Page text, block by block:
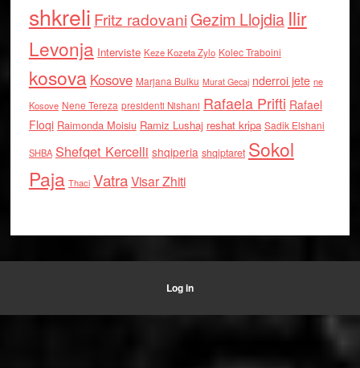
shkreli Fritz radovaniGezim Llojdia Ilir
Levonja Interviste Keze Kozeta Zylo Kolec Traboini
kosova Kosove Marjana Bulku Murat Gecaj nderroi jete ne
Kosove Nene Tereza presidenti Nishani Rafaela Prifti Rafael
Floqi Raimonda Moisiu Ramiz Lushaj reshat kripa Sadik Elshani
SHBA Shefqet Kercelli shqiperia shqiptaret Sokol
Paja Thaci VatraVisar Zhiti
Log in